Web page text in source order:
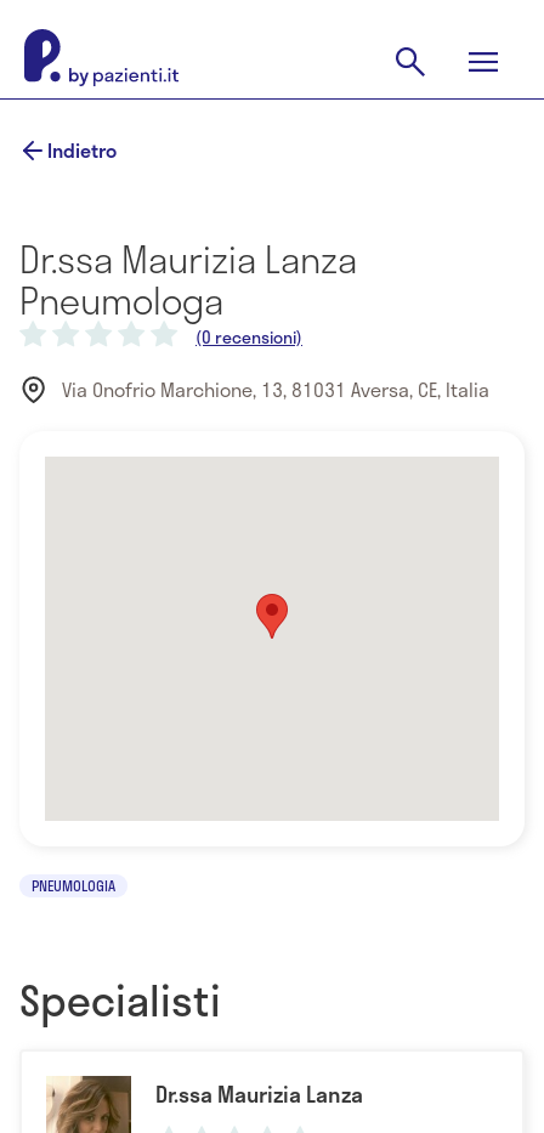
Indietro
Dr.ssa Maurizia Lanza
Pneumologa
(0 recensioni)
Via Onofrio Marchione, 13, 81031 Aversa, CE, Italia
PNEUMOLOGIA
Specialisti
Dr.ssa Maurizia Lanza